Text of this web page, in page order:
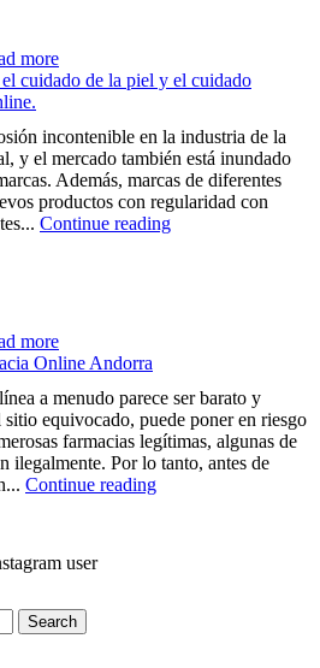
more
cuidado de la piel y el cuidado
incontenible en la industria de la
y el mercado también está inundado
Además, marcas de diferentes
productos con regularidad con
Continue reading
more
Online Andorra
a menudo parece ser barato y
equivocado, puede poner en riesgo
farmacias legítimas, algunas de
ilegalmente. Por lo tanto, antes de
Continue reading
user
Search